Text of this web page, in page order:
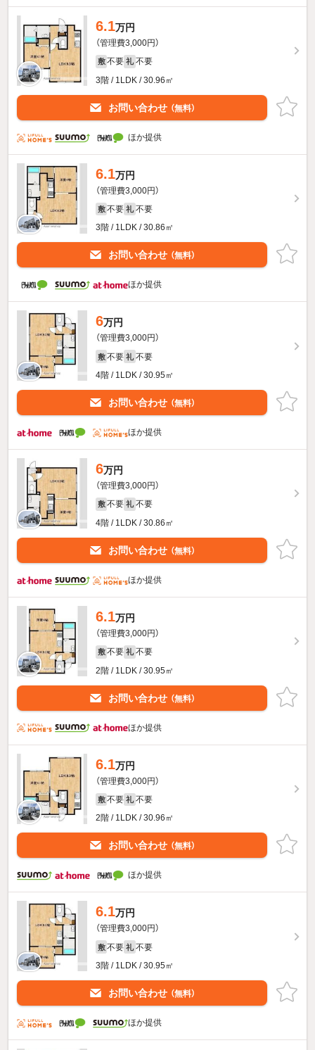
6.1万円
（管理費3,000円）
敷 不要 礼 不要
3階 / 1LDK / 30.96㎡
お問い合わせ （無料）
ほか提供
6.1万円
（管理費3,000円）
敷 不要 礼 不要
3階 / 1LDK / 30.86㎡
お問い合わせ （無料）
ほか提供
6万円
（管理費3,000円）
敷 不要 礼 不要
4階 / 1LDK / 30.95㎡
お問い合わせ （無料）
ほか提供
6万円
（管理費3,000円）
敷 不要 礼 不要
4階 / 1LDK / 30.86㎡
お問い合わせ （無料）
ほか提供
6.1万円
（管理費3,000円）
敷 不要 礼 不要
2階 / 1LDK / 30.95㎡
お問い合わせ （無料）
ほか提供
6.1万円
（管理費3,000円）
敷 不要 礼 不要
2階 / 1LDK / 30.96㎡
お問い合わせ （無料）
ほか提供
6.1万円
（管理費3,000円）
敷 不要 礼 不要
3階 / 1LDK / 30.95㎡
お問い合わせ （無料）
ほか提供